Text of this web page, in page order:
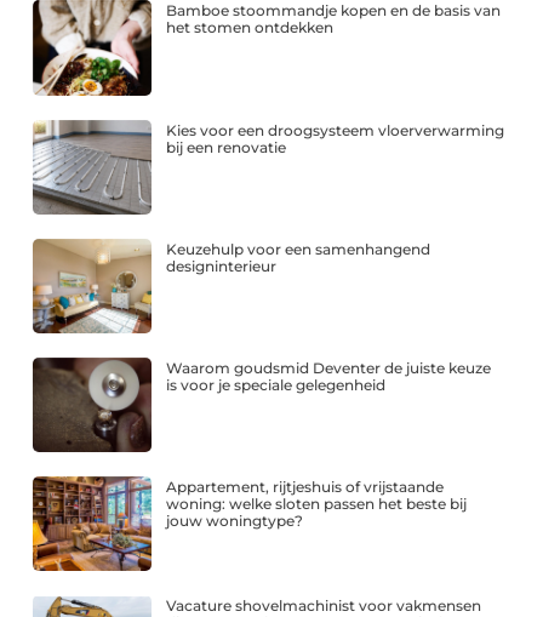
Bamboe stoommandje kopen en de basis van
het stomen ontdekken
Kies voor een droogsysteem vloerverwarming
bij een renovatie
Keuzehulp voor een samenhangend
designinterieur
Waarom goudsmid Deventer de juiste keuze
is voor je speciale gelegenheid
Appartement, rijtjeshuis of vrijstaande
woning: welke sloten passen het beste bij
jouw woningtype?
Vacature shovelmachinist voor vakmensen